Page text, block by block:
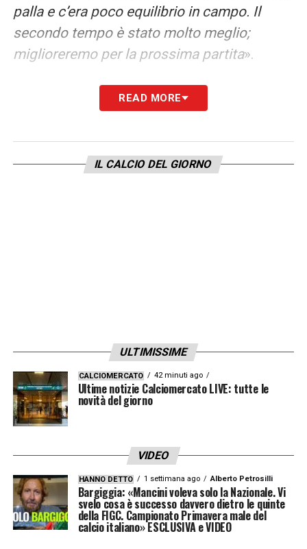
palla e c’era poco equilibrio in campo. Il
secondo tempo è stato molto meglio;
miglioreremo per la prossima partita».
Ultime notizie Calcio Estero: tutte le novità
del giorno provenienti da tutto il mondo
Il ct è apparso però infastidito, soprattutto
quando gli è stato contestato il timing delle
READ MORE
IL CALCIO DEL GIORNO
ULTIMISSIME
CALCIOMERCATO 42 minuti ago
Ultime notizie Calciomercato LIVE: tutte le
novità del giorno
VIDEO
HANNO DETTO 1 settimana ago Alberto Petrosilli
Bargiggia: «Mancini voleva solo la Nazionale. Vi
svelo cosa è successo davvero dietro le quinte
della FIGC. Campionato Primavera male del
calcio italiano» ESCLUSIVA e VIDEO